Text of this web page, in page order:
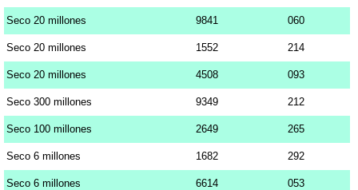
Seco 20 millones 9841 060
Seco 20 millones 1552 214
Seco 20 millones 4508 093
Seco 300 millones 9349 212
Seco 100 millones 2649 265
Seco 6 millones 1682 292
Seco 6 millones 6614 053